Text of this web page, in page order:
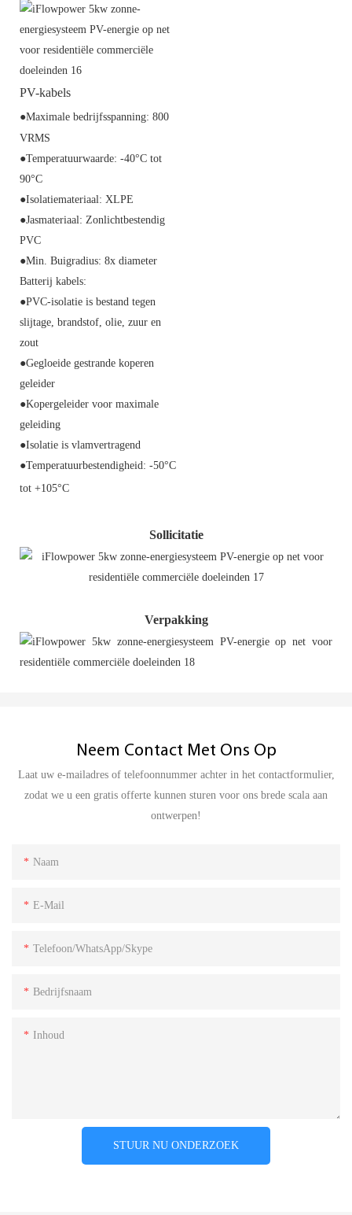
PV-kabels
●Maximale bedrijfsspanning: 800
VRMS
●Temperatuurwaarde: -40°C tot
90°C
●Isolatiemateriaal: XLPE
●Jasmateriaal: Zonlichtbestendig
PVC
●Min. Buigradius: 8x diameter
Batterij kabels:
●PVC-isolatie is bestand tegen
slijtage, brandstof, olie, zuur en
zout
●Gegloeide gestrande koperen
geleider
●Kopergeleider voor maximale
geleiding
●Isolatie is vlamvertragend
●Temperatuurbestendigheid: -50°C
tot +105°C
Sollicitatie
Verpakking
Neem Contact Met Ons Op
Laat uw e-mailadres of telefoonnummer achter in het contactformulier,
zodat we u een gratis offerte kunnen sturen voor ons brede scala aan
ontwerpen!
Naam
E-Mail
Telefoon/WhatsApp/Skype
Bedrijfsnaam
Inhoud
STUUR NU ONDERZOEK